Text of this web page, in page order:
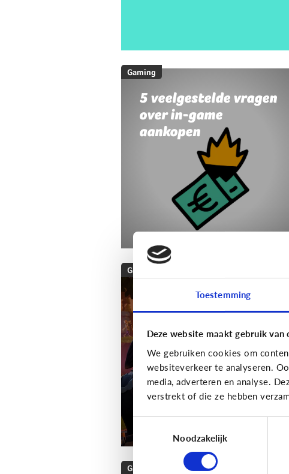
Toestemming
Deze website maakt gebruik van
We gebruiken cookies om
websiteverkeer te analyseren.
media, adverteren en analyse.
verstrekt of die ze hebben
Noodzakelijk
Gaming
5 veelgestelde vragen
over in-game
aankopen
Gaming
Wat is Fortnite? Alles
wat je moet weten
over deze populaire
game!
Gaming